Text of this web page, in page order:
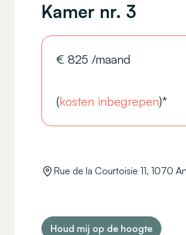
Kamer nr. 3
€825 /maand
(kosten inbegrepen)*
Rue de la Courtoisie 11, 1070
Houd mij op de hoogte